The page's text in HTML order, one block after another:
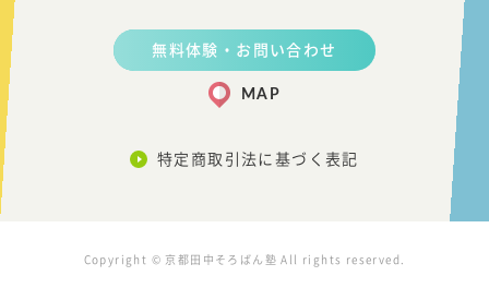
無料体験・お問い合わせ
MAP
特定商取引法に基づく表記
Copyright © 京都田中そろばん塾 All rights reserved.